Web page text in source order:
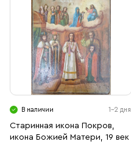
В наличии 1-2 дня
Старинная икона Покров,
икона Божией Матери, 19 век